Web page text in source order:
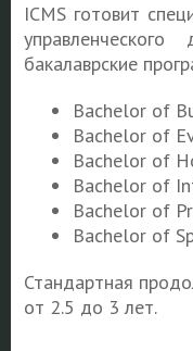
ICMS готовит
бакалаврские
Bachelor of
Bachelor of
Bachelor of
Bachelor of
Bachelor of
Bachelor of
Стандартная
от 2.5 до 3 лет.